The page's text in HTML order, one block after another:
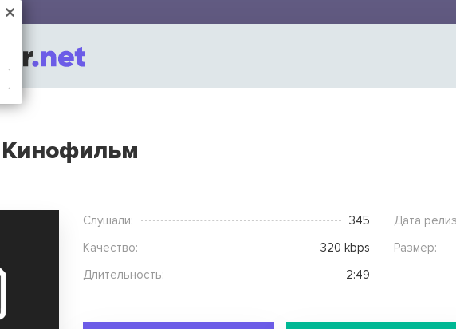
Кинофильм
Слушали: 345 Дата
Качество:
320 kbps Размер:
Длительность:
2:49